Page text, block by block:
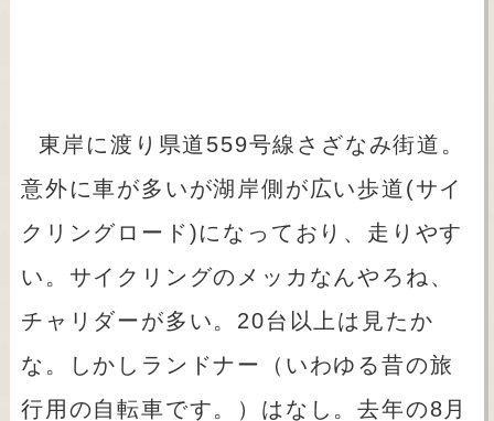
東岸に渡り県道559号線さざなみ街道。
意外に車が多いが湖岸側が広い歩道(サイ
クリングロード)になっており、走りやす
い。サイクリングのメッカなんやろね、
チャリダーが多い。20台以上は見たか
な。しかしランドナー（いわゆる昔の旅
行用の自転車です。）はなし。去年の8月